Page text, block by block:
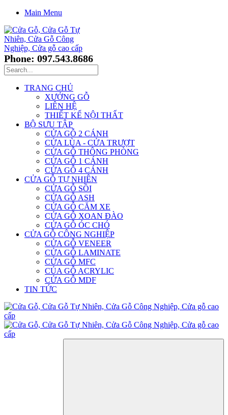
Main Menu
Phone: 097.543.8686
TRANG CHỦ
XƯỞNG GỖ
LIÊN HỆ
THIẾT KẾ NỘI THẤT
BỘ SƯU TẬP
CỬA GỖ 2 CÁNH
CỬA LÙA - CỬA TRƯỢT
CỬA GỖ THÔNG PHÒNG
CỬA GỖ 1 CÁNH
CỬA GỖ 4 CÁNH
CỬA GỖ TỰ NHIÊN
CỬA GỖ SỒI
CỬA GỖ ASH
CỬA GỖ CĂM XE
CỬA GỖ XOAN ĐÀO
CỬA GỖ ÓC CHÓ
CỬA GỖ CÔNG NGHIỆP
CỬA GỖ VENEER
CỬA GỖ LAMINATE
CỬA GỖ MFC
CỦA GỖ ACRYLIC
CỬA GỖ MDF
TIN TỨC